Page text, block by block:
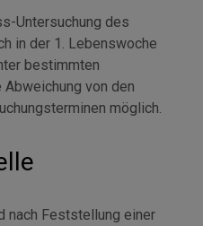
Untersuchung des
in der 1. Lebenswoche
bestimmten
von den
möglich.
nach Feststellung einer